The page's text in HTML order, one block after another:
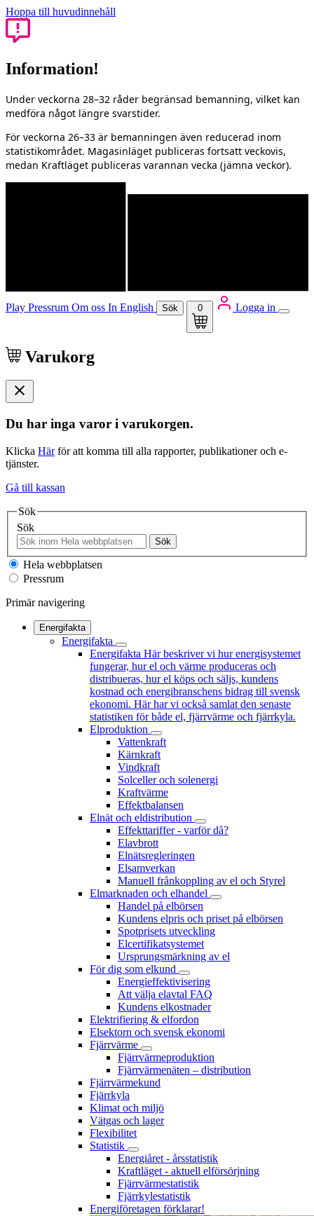
Hoppa till huvudinnehåll
Information!
Under veckorna 28–32 råder begränsad bemanning, vilket kan
medföra något längre svarstider.
För veckorna 26–33 är bemanningen även reducerad inom
statistikområdet. Magasinläget publiceras fortsatt veckovis,
medan Kraftläget publiceras varannan vecka (jämna veckor).
Play Pressrum Om oss In English Sök 0 Logga in
Varukorg
Du har inga varor i varukorgen.
Klicka Härför att komma till alla rapporter, publikationer och e-
tjänster.
Gå till kassan
Sök
Sök
Sök
Hela webbplatsen
Pressrum
Primär navigering
Energifakta
Energifakta
Energifakta Här beskriver vi hur energisystemet
fungerar, hur el och värme produceras och
distribueras, hur el köps och säljs, kundens
kostnad och energibranschens bidrag till svensk
ekonomi. Här har vi också samlat den senaste
statistiken för både el, fjärrvärme och fjärrkyla.
Elproduktion
Vattenkraft
Kärnkraft
Vindkraft
Solceller och solenergi
Kraftvärme
Effektbalansen
Elnät och eldistribution
Effekttariffer - varför då?
Elavbrott
Elnätsregleringen
Elsamverkan
Manuell frånkoppling av el och Styrel
Elmarknaden och elhandel
Handel på elbörsen
Kundens elpris och priset på elbörsen
Spotprisets utveckling
Elcertifikatsystemet
Ursprungsmärkning av el
För dig som elkund
Energieffektivisering
Att välja elavtal FAQ
Kundens elkostnader
Elektrifiering & elfordon
Elsektorn och svensk ekonomi
Fjärrvärme
Fjärrvärmeproduktion
Fjärrvärmenäten – distribution
Fjärrvärmekund
Fjärrkyla
Klimat och miljö
Vätgas och lager
Flexibilitet
Statistik
Energiåret - årsstatistik
Kraftläget - aktuell elförsörjning
Fjärrvärmestatistik
Fjärrkylestatistik
Energiföretagen förklarar!